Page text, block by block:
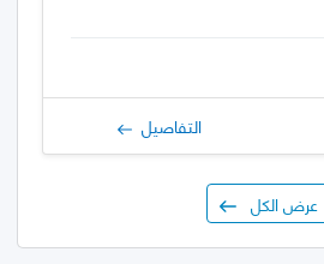
التفاصيل
عرض الكل